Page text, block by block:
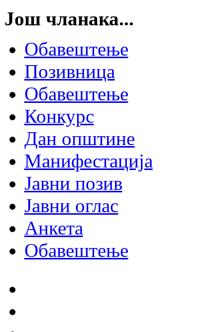
Још чланака...
Обавештење
Позивница
Обавештење
Конкурс
Дан општине
Манифестација
Јавни позив
Јавни оглас
Анкета
Обавештење